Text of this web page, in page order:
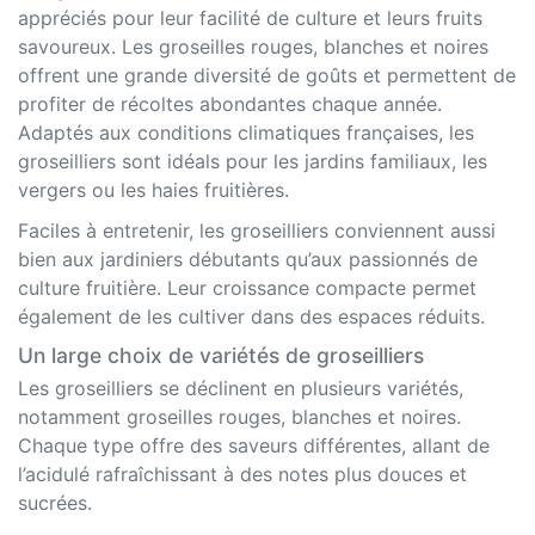
appréciés pour leur facilité de culture et leurs fruits
savoureux. Les groseilles rouges, blanches et noires
offrent une grande diversité de goûts et permettent de
profiter de récoltes abondantes chaque année.
Adaptés aux conditions climatiques françaises, les
groseilliers sont idéals pour les jardins familiaux, les
vergers ou les haies fruitières.
Faciles à entretenir, les groseilliers conviennent aussi
bien aux jardiniers débutants qu’aux passionnés de
culture fruitière. Leur croissance compacte permet
également de les cultiver dans des espaces réduits.
Un large choix de variétés de groseilliers
Les groseilliers se déclinent en plusieurs variétés,
notamment groseilles rouges, blanches et noires.
Chaque type offre des saveurs différentes, allant de
l’acidulé rafraîchissant à des notes plus douces et
sucrées.